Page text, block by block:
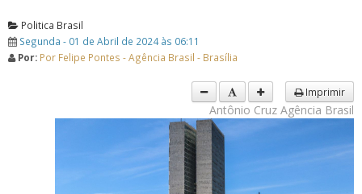
Politica Brasil
Segunda - 01 de Abril de 2024 às 06:11
Por: Por Felipe Pontes - Agência Brasil - Brasília
Imprimir
Antônio Cruz Agência Brasil